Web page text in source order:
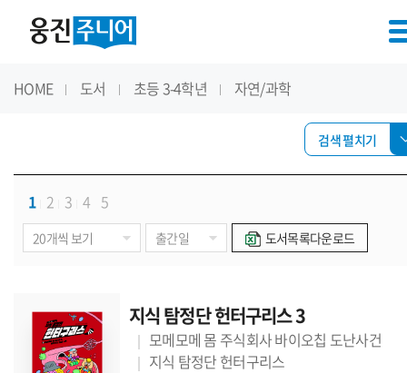
HOME 도서 초등 3-4학년 자연/과학
검색 펼치기
1 2 3 4 5
도서목록다운로드
지식 탐정단 헌터구리스 3
모메모메 몸 주식회사 바이오칩 도난사건
지식 탐정단 헌터구리스